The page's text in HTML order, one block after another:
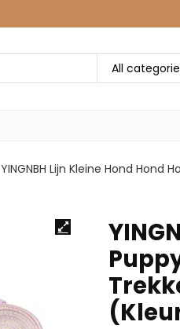
All
YINGNBH Lijn Kleine Hond Hond